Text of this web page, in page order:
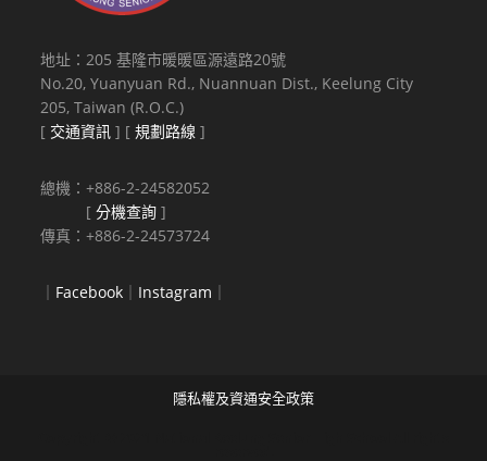
地址：205 基隆市暖暖區源遠路20號
No.20, Yuanyuan Rd., Nuannuan Dist., Keelung City
205, Taiwan (R.O.C.)
[ 交通資訊 ] [規劃路線 ]
總機：+886-2-24582052
[分機查詢 ]
傳真：+886-2-24573724
｜ Facebook ｜ Instagram ｜
隱私權及資通安全政策